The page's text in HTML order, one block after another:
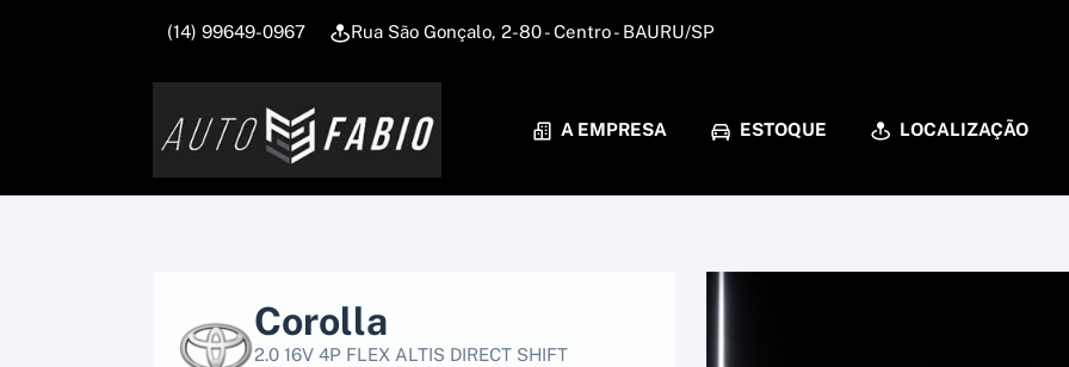
(14) 99649-0967 Rua São Gonçalo, 2-80 - Centro - BAURU/SP
A EMPRESA ESTOQUE LOCALIZAÇÃO
Corolla
2.0 16V 4P FLEX ALTIS DIRECT SHIFT